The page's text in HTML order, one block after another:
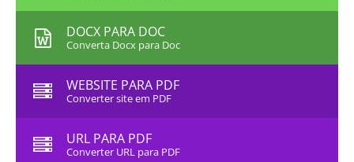
DOCX PARA DOC
Converta Docx para Doc
WEBSITE PARA PDF
Converter site em PDF
URL PARA PDF
Converter URL para PDF